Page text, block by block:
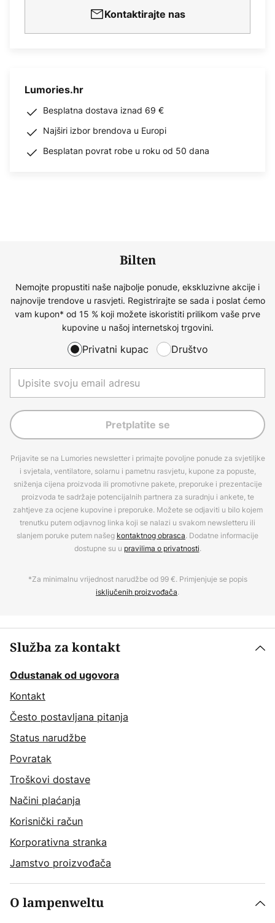
Kontaktirajte nas
Lumories.hr
Besplatna dostava iznad 69 €
Najširi izbor brendova u Europi
Besplatan povrat robe u roku od 50 dana
Bilten
Nemojte propustiti naše najbolje ponude, ekskluzivne akcije i
najnovije trendove u rasvjeti. Registrirajte se sada i poslat ćemo
vam kupon* od 15 % koji možete iskoristiti prilikom vaše prve
kupovine u našoj internetskoj trgovini.
Privatni kupac Društvo
Pretplatite se
Prijavite se na Lumories newsletter i primajte povoljne ponude za svjetiljke
i svjetala, ventilatore, solarnu i pametnu rasvjetu, kupone za popuste,
sniženja cijena proizvoda ili promotivne pakete, preporuke i prezentacije
proizvoda te sadržaje potencijalnih partnera za suradnju i ankete, te
zahtjeve za ocjene kupovine i preporuke. Možete se odjaviti u bilo kojem
trenutku putem odjavnog linka koji se nalazi u svakom newsletteru ili
slanjem poruke putem našeg kontaktnog obrasca. Dodatne informacije
dostupne su u pravilima o privatnosti.
*Za minimalnu vrijednost narudžbe od 99 €. Primjenjuje se popis
isključenih proizvođača.
Služba za kontakt
Odustanak od ugovora
Kontakt
Često postavljana pitanja
Status narudžbe
Povratak
Troškovi dostave
Načini plaćanja
Korisnički račun
Korporativna stranka
Jamstvo proizvođača
O lampenweltu